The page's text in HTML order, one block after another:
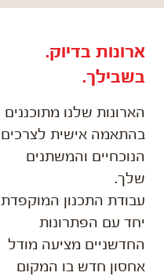
ארונות בדיוק.
בשבילך.
הארונות שלנו מתוכננים
בהתאמה אישית לצרכים
הנוכחיים והמשתנים
שלך.
עבודת התכנון המוקפדת
יחד עם הפתרונות
החדשניים מציעה מודל
אחסון חדש בו המקום